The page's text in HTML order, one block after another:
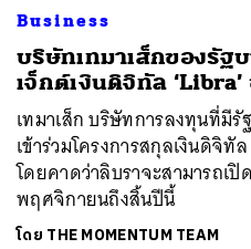
Business
บริษัทเทมาเส็กของรัฐ
เจ็กต์เงินดิจิทัล
เทมาเส็ก บริษัทการลงทุนที่มี
เข้าร่วมโครงการสกุลเงินดิจิทั
โดยคาดว่าลิบราจะสามารถเ
พฤศจิกายนถึงสิ้นปีนี้
โดย THE MOMENTUM TEAM